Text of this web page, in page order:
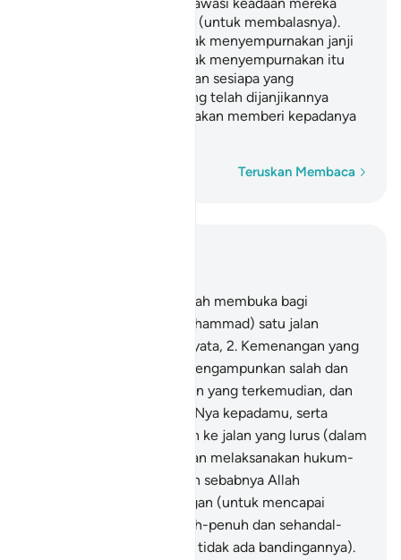
memberikan taat setia itu (untuk membalasnya).
Oleh itu, sesiapa yang tidak menyempurnakan janji
setianya maka bahaya tidak menyempurnakan itu
hanya menimpa dirinya; dan sesiapa yang
menyempurnakan apa yang telah dijanjikannya
kepada Allah, maka Allah akan memberi kepadanya
Teruskan Membaca
Sesungguhnya Kami telah membuka bagi
perjuanganmu (wahai Muhammad) satu jalan
kemenangan yang jelas nyata, 2. Kemenangan yang
dengan sebabnya Allah mengampunkan salah dan
silapmu yang telah lalu dan yang terkemudian, dan
menyempurnakan nikmatNya kepadamu, serta
menambahkanmu hidayah ke jalan yang lurus (dalam
mengembangkan Islam dan melaksanakan hukum-
Dan dengan sebabnya Allah
memberikanmu pertolongan (untuk mencapai
kejayaan) dengan sepunuh-penuh dan sehandal-
handal pertolongan (yang tidak ada bandingannya).